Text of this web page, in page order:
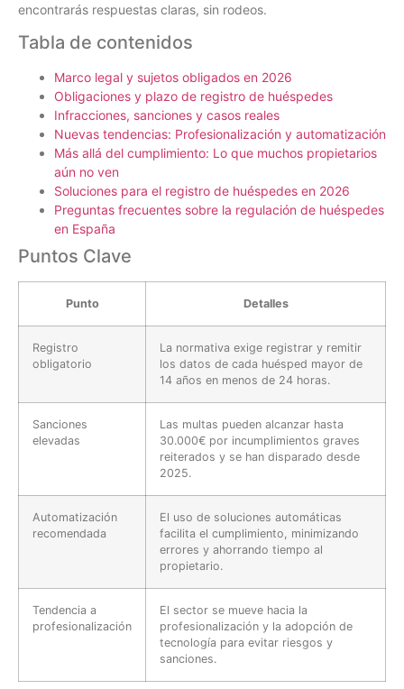
encontrarás respuestas claras, sin rodeos.
Tabla de contenidos
Marco legal y sujetos obligados en 2026
Obligaciones y plazo de registro de huéspedes
Infracciones, sanciones y casos reales
Nuevas tendencias: Profesionalización y automatización
Más allá del cumplimiento: Lo que muchos propietarios
aún no ven
Soluciones para el registro de huéspedes en 2026
Preguntas frecuentes sobre la regulación de huéspedes
en España
Puntos Clave
Punto Detalles
Registro
obligatorio
La normativa exige registrar y remitir
los datos de cada huésped mayor de
14 años en menos de 24 horas.
Sanciones
elevadas
Las multas pueden alcanzar hasta
30.000€ por incumplimientos graves
reiterados y se han disparado desde
2025.
Automatización
recomendada
El uso de soluciones automáticas
facilita el cumplimiento, minimizando
errores y ahorrando tiempo al
propietario.
Tendencia a
profesionalización
El sector se mueve hacia la
profesionalización y la adopción de
tecnología para evitar riesgos y
sanciones.